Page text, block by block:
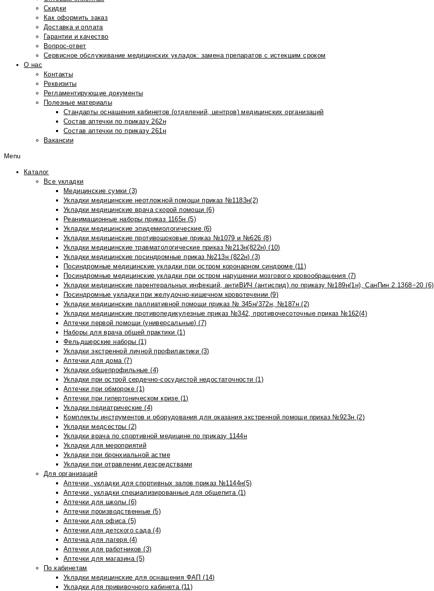
Скидки
Как оформить заказ
Доставка и оплата
Гарантии и качество
Вопрос-ответ
Сервисное обслуживание медицинских укладок: замена препаратов с истекшим сроком
О нас
Контакты
Реквизиты
Регламентирующие документы
Полезные материалы
Стандарты оснащения кабинетов (отделений, центров) медицинских организаций
Состав аптечки по приказу 262н
Состав аптечки по приказу 261н
Вакансии
Menu
Каталог
Все укладки
Медицинские сумки (3)
Укладки медицинские неотложной помощи приказ №1183н(2)
Укладки медицинские врача скорой помощи (6)
Реанимационные наборы приказ 1165н (5)
Укладки медицинские эпидемиологические (6)
Укладки медицинские противошоковые приказ №1079 и №626 (8)
Укладки медицинские травматологические приказ №213н(822н) (10)
Укладки медицинские посиндромные приказ №213н (822н) (3)
Посиндромные медицинские укладки при остром коронарном синдроме (11)
Посиндромные медицинские укладки при остром нарушении мозгового кровообращения (7)
Укладки медицинские парентеральных инфекций, антиВИЧ (антиспид) по приказу №189н(1н), СанПин 2.1368−20 (6)
Посиндромные укладки при желудочно-кишечном кровотечении (9)
Укладки медицинские паллиативной помощи приказ № 345н/372н, №187н (2)
Укладки медицинские противопедикулезные приказ №342, противочесоточные приказ №162(4)
Аптечки первой помощи (универсальные) (7)
Наборы для врача общей практики (1)
Фельдшерские наборы (1)
Укладки экстренной личной профилактики (3)
Аптечки для дома (7)
Укладки общепрофильные (4)
Укладки при острой сердечно-сосудистой недостаточности (1)
Аптечки при обмороке (1)
Аптечки при гипертоническом кризе (1)
Укладки педиатрические (4)
Комплекты инструментов и оборудования для оказания экстренной помощи приказ №923н (2)
Укладки медсестры (2)
Укладки врача по спортивной медицине по приказу 1144н
Укладки для мероприятий
Укладки при бронхиальной астме
Укладки при отравлении дезсредствами
Для организаций
Аптечки, укладки для спортивных залов приказ №1144н(5)
Аптечки, укладки специализированные для общепита (1)
Аптечки для школы (6)
Аптечки производственные (5)
Аптечки для офиса (5)
Аптечки для детского сада (4)
Аптечка для лагеря (4)
Аптечки для работников (3)
Аптечки для магазина (5)
По кабинетам
Укладки медицинские для оснащения ФАП (14)
Укладки для прививочного кабинета (11)